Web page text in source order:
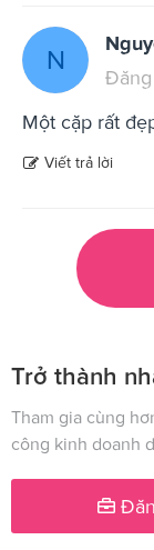
N
Đăng
Một cặp rất
Viết trả lời
Trở thành
Tham gia cùng
công kinh doanh